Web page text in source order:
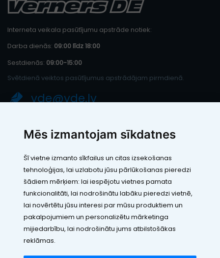
Mēs izmantojam sīkdatnes
Šī vietne izmanto sīkfailus un citas izsekošanas
tehnoloģijas, lai uzlabotu jūsu pārlūkošanas pieredzi
šādiem mērķiem: lai iespējotu vietnes pamata
funkcionalitāti, lai nodrošinātu labāku pieredzi vietnē,
lai novērtētu jūsu interesi par mūsu produktiem un
pakalpojumiem un personalizētu mārketinga
mijiedarbību, lai nodrošinātu jums atbilstošākas
reklāmas.
Interneta veikala pasūtījumu apstrāde notiek:
Darba dienās: 09:00 līdz 18:00
Sestdienās: 09:00-15:00
Svētdienā veiktos pasūtījumus apstrādājam pirmdienā.
vde@vde.lv
SIA "LEIC TH"
Reģ. Nr.: 40103394280
Juridiskā adrese: Rāmuļu iela 33, Rīga, LV-1005
Banka: Paysera LT, UAB
SWIFT: EVIULT21
Konts: LT123500010005426773